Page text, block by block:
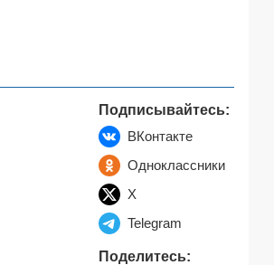
Подписывайтесь:
ВКонтакте
Одноклассники
X
Telegram
Поделитесь: